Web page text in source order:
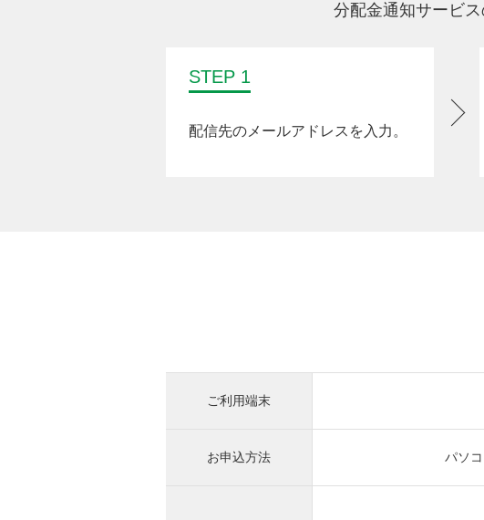
分配金通知サービ
STEP 1
配信先のメールアドレスを入力。
ご利用端末
お申込方法 パソ